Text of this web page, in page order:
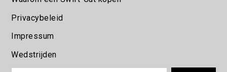
Privacybeleid
Impressum
Wedstrijden